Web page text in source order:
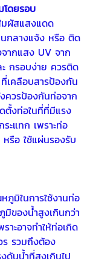
โดยรอบ
มผัสแสงแดด
นกลางแจ้ง หรือ ติด
ากแสง UV จาก
กรอบง่าย ควรติด
เคลือบสารป้องกัน
ควรป้องกันท่อจาก
ตั้งท่อในที่ที่มีแรง
ะแทก เพราะท่อ
รือ ใช้แผ่นรองรับ
ภูมิในการใช้งานท่อ
ของน้ำสูงเกินกว่า
าะอาจทำให้ท่อเกิด
ร รวมถึงต้อง
ดันน้ำที่สูงเกินไป